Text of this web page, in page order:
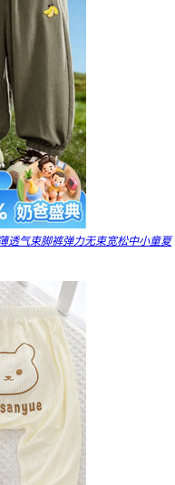
透气束脚裤弹力无束宽松中小童夏